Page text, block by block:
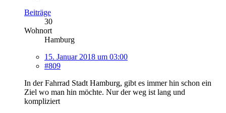
Beiträge
30
Wohnort
Hamburg
15. Januar 2018 um 03:00
#809
In der Fahrrad Stadt Hamburg, gibt es immer hin schon ein
Ziel wo man hin möchte. Nur der weg ist lang und
kompliziert